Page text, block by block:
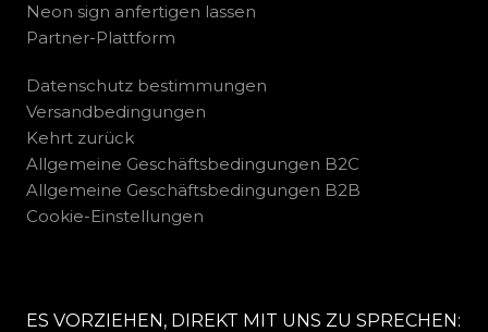
Neon sign anfertigen lassen
Partner-Plattform
Datenschutz bestimmungen
Versandbedingungen
Kehrt zurück
Allgemeine Geschäftsbedingungen B2C
Allgemeine Geschäftsbedingungen B2B
Cookie-Einstellungen
ES VORZIEHEN, DIREKT MIT UNS ZU SPRECHEN: